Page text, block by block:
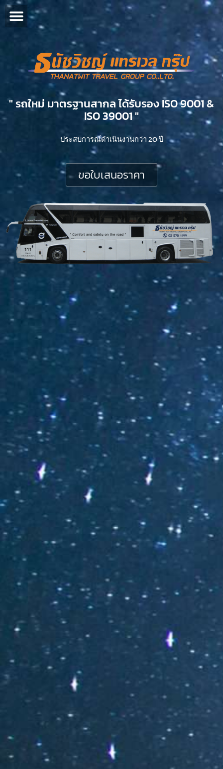
" รถใหม่ มาตรฐานสากล ได้รับรอง ISO 9001 &
ISO 39001 "​
ประสบการณ์ดำเนินงานกว่า 20 ปี
ขอใบเสนอราคา